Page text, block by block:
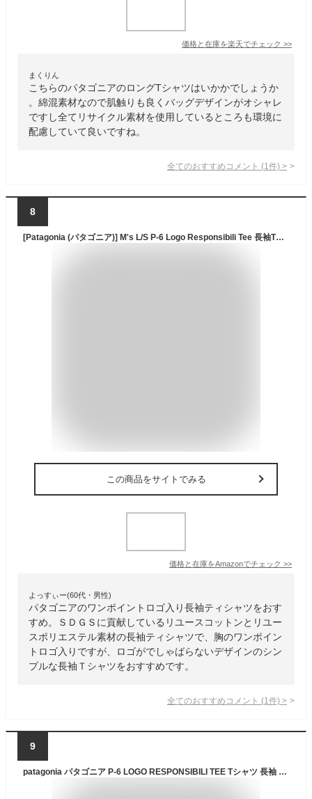
価格と在庫を楽天でチェック >>
まくりん
こちらのパタゴニアのロングTシャツはいかかでしょうか
。綿混素材なので肌触りも良くバッグデザインがオシャレ
ですし全てリサイクル素材を使用しているところも環境に
配慮していて良いですね。
全てのおすすめコメント (1 件) >
8
[Patagonia (パタゴニア)] M's L/S P-6 Logo Responsibili Tee 長袖Tシャツ 38518 HAWK GOLD(HAGL) [Mサイズ]
この商品をサイトでみる
価格と在庫をAmazonでチェック >>
よっすぃー(60代・男性)
パタゴニアのワンポイントロゴ入り長袖ティシャツをおす
すめ。ＳＤＧＳに貢献しているリユースコットンとリユー
スポリエステル素材の長袖ティシャツで、胸のワンポイン
トロゴ入りですが、ロゴがでしゃばらないデザインのシン
プルな長袖Ｔシャツをおすすめです。
全てのおすすめコメント (1 件) >
9
patagonia パタゴニア P-6 LOGO RESPONSIBILI TEE Tシャツ 長袖 ロンT カットソー 38518 クラシックネイビー 紺 XL [並行輸入品